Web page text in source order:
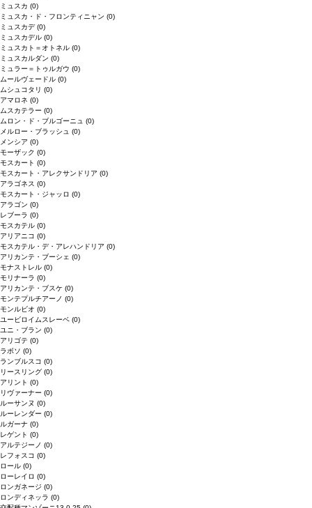
ミュスカ (0)
ミュスカ・ド・フロンティニャン (0)
ミュスカデ(0)
ミュスカデル (0)
ミュスカト＝オトネル (0)
ミュスカルダン (0)
ミュラー＝トゥルガウ (0)
ムールヴェードル (0)
ムシュコタリ (0)
アマロネ (0)
ムスカテラー (0)
ムロン・ド・ブルゴーニュ (0)
メルロー・ブラッシュ (0)
メンシア (0)
モーザック (0)
モスカート (0)
モスカート・アレクサンドリア (0)
アラゴネス (0)
モスカート・ジャッロ (0)
アラゴン (0)
レブーラ (0)
モスカテル (0)
アリアニコ (0)
モスカテル・デ・アレハンドリア (0)
アリカンテ・ブーシェ (0)
モナストレル (0)
モリナーラ (0)
アリカンテ・ブスケ (0)
モンテプルチアーノ (0)
モンルビオ (0)
ユービロイムスレーベ (0)
ユニ・ブラン (0)
アリゴテ (0)
ラボソ (0)
ランブルスコ (0)
リースリング (0)
アリント (0)
リヴァーナー (0)
ルーサンヌ (0)
ルーレンダー (0)
ルガーナ (0)
レゲント (0)
アルテジーノ (0)
レフォスコ (0)
ロール (0)
ローレイロ (0)
ロンガネージ (0)
ロンディネッラ (0)